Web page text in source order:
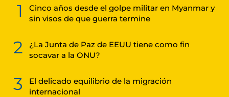
1
Cinco años desde el golpe militar en Myanmar y
sin visos de que guerra termine
2
¿La Junta de Paz de EEUU tiene como fin
socavar a la ONU?
3
El delicado equilibrio de la migración
internacional